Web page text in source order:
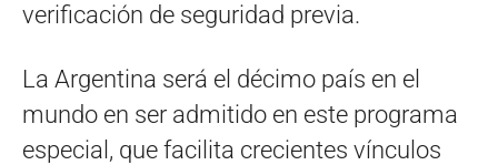
verificación de seguridad previa.
La Argentina será el décimo país en el
mundo en ser admitido en este programa
especial, que facilita crecientes vínculos